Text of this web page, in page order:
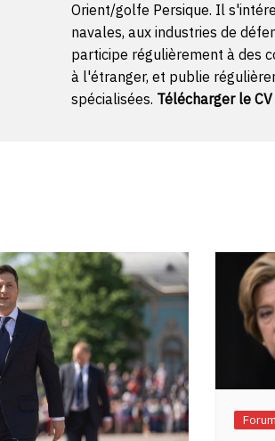
Orient/golfe Persique. Il
navales, aux industries de
participe régulièrement à des
à l'étranger, et publie
spécialisées. Télécharger le
Forum